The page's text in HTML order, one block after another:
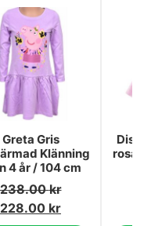
Greta Gris
Klänning
4 år / 104 cm
238.00kr
228.00 kr
rosa